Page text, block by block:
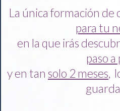
La única formación
para tu
en la que irás
paso a
y en tan solo 2 meses,